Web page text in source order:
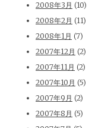
2008年3月 (10)
2008年2月 (11)
2008年1月 (7)
2007年12月 (2)
2007年11月 (2)
2007年10月 (5)
2007年9月 (2)
2007年8月 (5)